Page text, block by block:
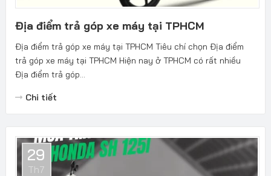
Địa điểm trả góp xe máy tại TPHCM
Địa điểm trả góp xe máy tại TPHCM Tiêu chí chọn Địa điểm
trả góp xe máy tại TPHCM Hiện nay ở TPHCM có rất nhiều
Địa điểm trả góp...
Chi tiết
29
Th7